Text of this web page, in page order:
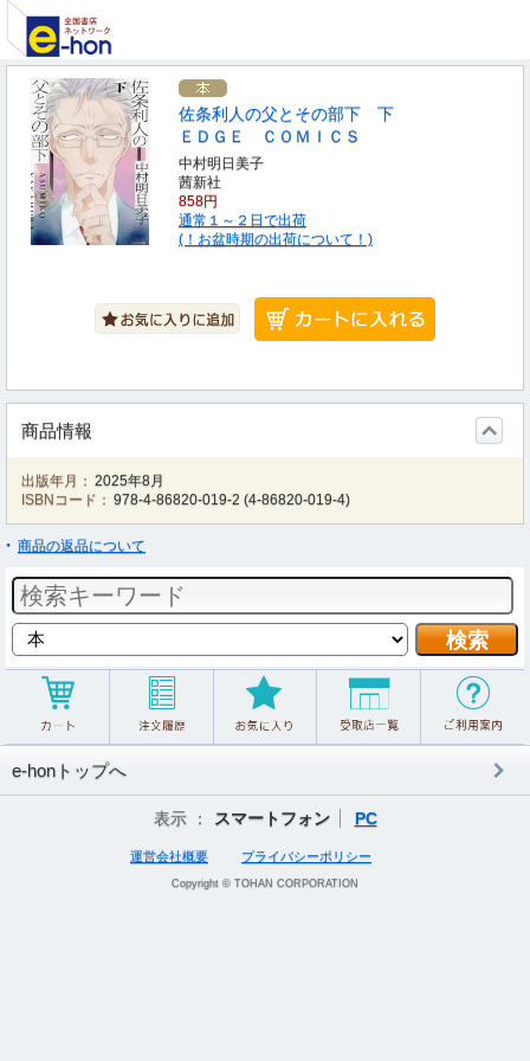
佐条利人の父とその部下 下
ＥＤＧＥ ＣＯＭＩＣＳ
中村明日美子
茜新社
858円
通常１～２日で出荷
(！お盆時期の出荷について！)
商品情報
出版年月： 2025年8月
ISBNコード： 978-4-86820-019-2 (4-86820-019-4)
商品の返品について
e-honトップへ
表示 ： スマートフォン PC
運営会社概要 プライバシーポリシー
Copyright © TOHAN CORPORATION